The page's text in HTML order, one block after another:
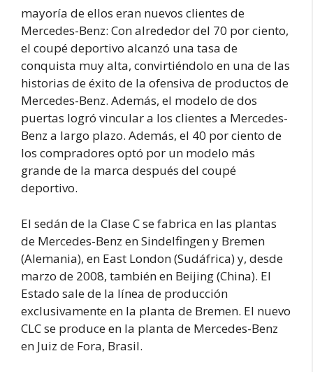
mayoría de ellos eran nuevos clientes de
Mercedes-Benz: Con alrededor del 70 por ciento,
el coupé deportivo alcanzó una tasa de
conquista muy alta, convirtiéndolo en una de las
historias de éxito de la ofensiva de productos de
Mercedes-Benz. Además, el modelo de dos
puertas logró vincular a los clientes a Mercedes-
Benz a largo plazo. Además, el 40 por ciento de
los compradores optó por un modelo más
grande de la marca después del coupé
deportivo.
El sedán de la Clase C se fabrica en las plantas
de Mercedes-Benz en Sindelfingen y Bremen
(Alemania), en East London (Sudáfrica) y, desde
marzo de 2008, también en Beijing (China). El
Estado sale de la línea de producción
exclusivamente en la planta de Bremen. El nuevo
CLC se produce en la planta de Mercedes-Benz
en Juiz de Fora, Brasil.